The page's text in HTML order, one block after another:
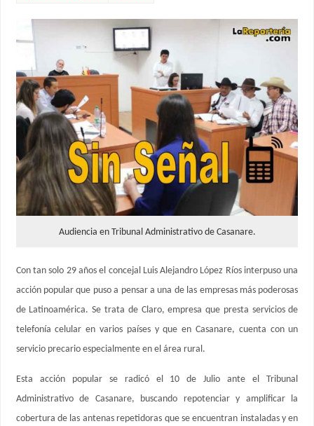
Audiencia en Tribunal Administrativo de Casanare.
Con tan solo 29 años el concejal Luis Alejandro López Ríos interpuso una
acción popular que puso a pensar a una de las empresas más poderosas
de Latinoamérica. Se trata de Claro, empresa que presta servicios de
telefonía celular en varios países y que en Casanare, cuenta con un
servicio precario especialmente en el área rural.
Esta acción popular se radicó el 10 de Julio ante el Tribunal
Administrativo de Casanare, buscando repotenciar y amplificar la
cobertura de las antenas repetidoras que se encuentran instaladas y en